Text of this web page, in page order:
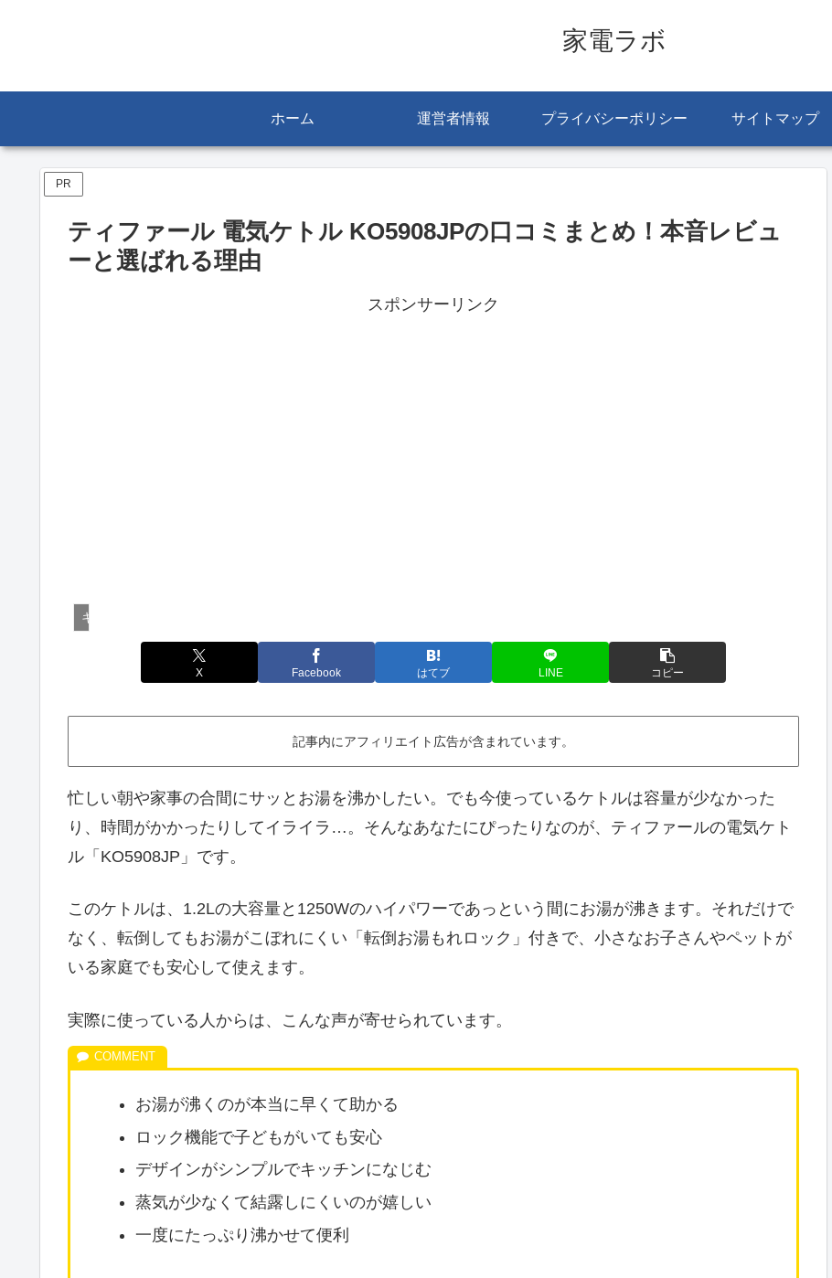
家電ラボ
ホーム 運営者情報 プライバシーポリシー サイトマップ
PR
ティファール 電気ケトル KO5908JPの口コミまとめ！本音レビュ
ーと選ばれる理由
スポンサーリンク
キッチン家電
X Facebook はてブ LINE コピー
記事内にアフィリエイト広告が含まれています。
忙しい朝や家事の合間にサッとお湯を沸かしたい。でも今使っているケトルは容量が少なかった
り、時間がかかったりしてイライラ…。そんなあなたにぴったりなのが、ティファールの電気ケト
ル「KO5908JP」です。
このケトルは、1.2Lの大容量と1250Wのハイパワーであっという間にお湯が沸きます。それだけで
なく、転倒してもお湯がこぼれにくい「転倒お湯もれロック」付きで、小さなお子さんやペットが
いる家庭でも安心して使えます。
実際に使っている人からは、こんな声が寄せられています。
お湯が沸くのが本当に早くて助かる
ロック機能で子どもがいても安心
デザインがシンプルでキッチンになじむ
蒸気が少なくて結露しにくいのが嬉しい
一度にたっぷり沸かせて便利